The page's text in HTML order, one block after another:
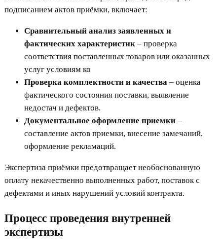
подписанием актов приёмки, включает:
Сравнительный анализ заявленных и
фактических характеристик– проверка
соответствия поставленных товаров или оказанных
услуг условиям ко
Проверка комплектности и качества– оценка
фактического состояния поставки, выявление
недостач и дефектов.
Документальное оформление приемки–
составление актов приемки, внесение замечаний,
оформление рекламаций.
Экспертиза приёмки предотвращает необоснованную
оплату некачественно выполненных работ, поставок с
дефектами и иных нарушений условий контракта.
Процесс проведения внутренней
экспертизы